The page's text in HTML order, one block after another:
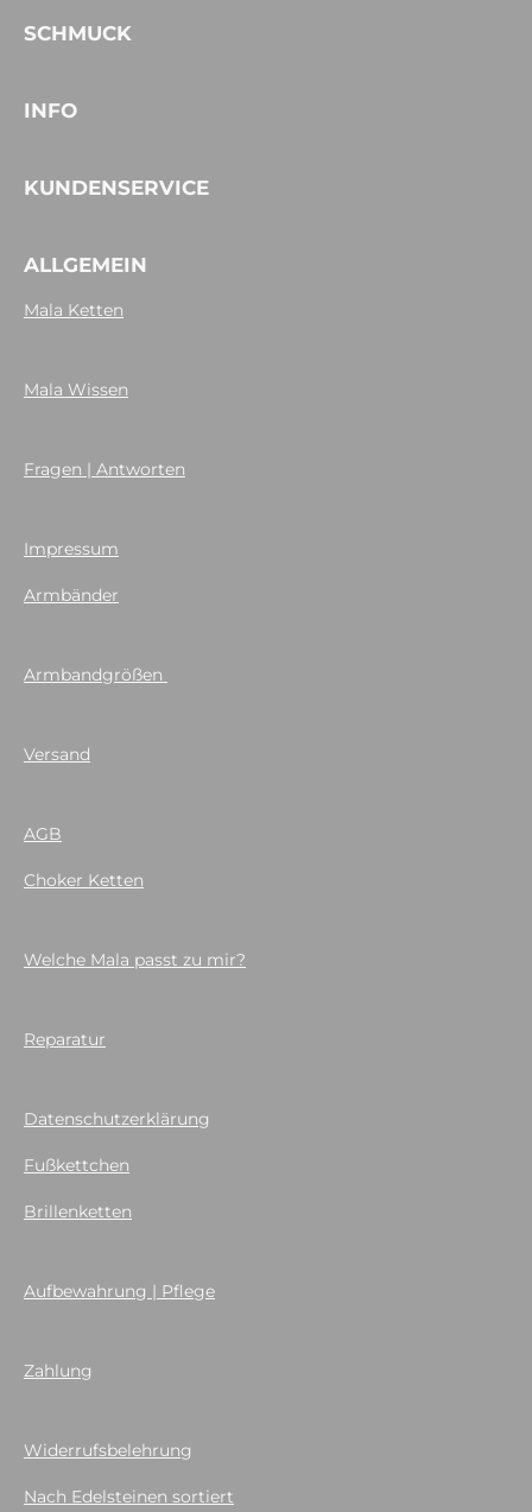
SCHMUCK
INFO
KUNDENSERVICE
ALLGEMEIN
Mala Ketten
Mala Wissen
Fragen | Antworten
Impressum
Armbänder
Armbandgrößen
Versand
AGB
Choker Ketten
Welche Mala passt zu mir?
Reparatur
Datenschutzerklärung
Fußkettchen
Brillenketten
Aufbewahrung | Pflege
Zahlung
Widerrufsbelehrung
Nach Edelsteinen sortiert